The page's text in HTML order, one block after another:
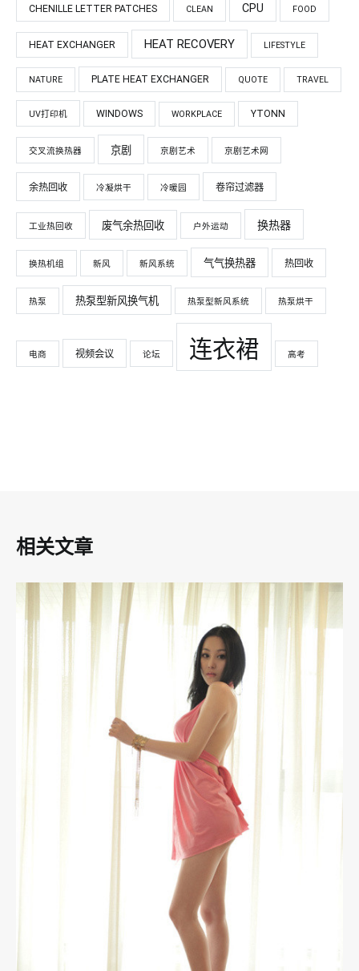
CHENILLE LETTER PATCHES CLEAN CPU FOOD
HEAT EXCHANGER HEAT RECOVERY LIFESTYLE
NATURE PLATE HEAT EXCHANGER QUOTE TRAVEL
UV打印机 WINDOWS WORKPLACE YTONN
交叉流换热器 京剧 京剧艺术 京剧艺术网
余热回收 冷凝烘干 冷暖园 卷帘过滤器
工业热回收 废气余热回收 户外运动 换热器
换热机组 新风 新风系统 气气换热器 热回收
热泵 热泵型新风换气机 热泵型新风系统 热泵烘干
电商 视频会议 论坛 连衣裙 高考
相关文章